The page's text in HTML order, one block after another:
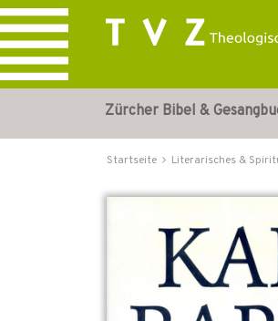
Zürcher Bibel &
Startseite Literarisches &